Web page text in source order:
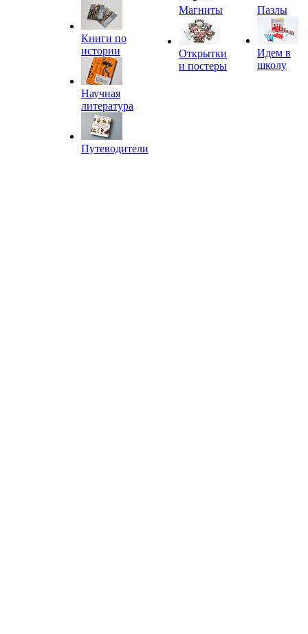
Книги по
истории
Научная
литература
Путеводители
Магниты
Открытки
и постеры
Пазлы
Идем в
школу